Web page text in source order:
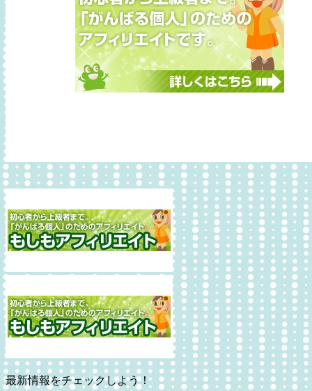
最新情報をチェックしよう！